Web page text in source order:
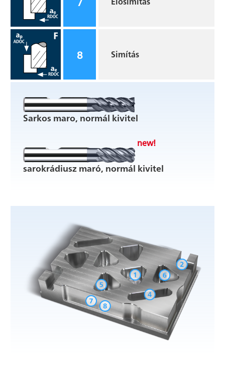
8 Simítás
Sarkos maro, normál kivitel
new!
sarokrádiusz maró, normál kivitel